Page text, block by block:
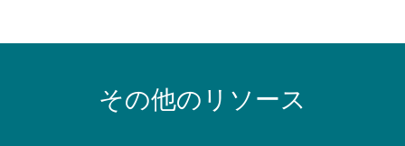
その他のリソース